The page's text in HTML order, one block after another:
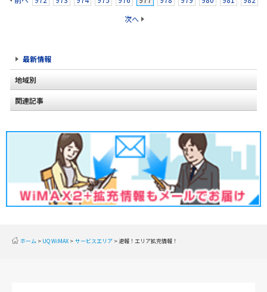
次へ
最新情報
地域別
北海道
甲信越
北陸
関連記事
2020年1月(2)
2019年12月(2)
2019年11月(2)
2019年10月(1)
ホーム UQ WiMAX サービスエリア 速報！エリア拡充情報！